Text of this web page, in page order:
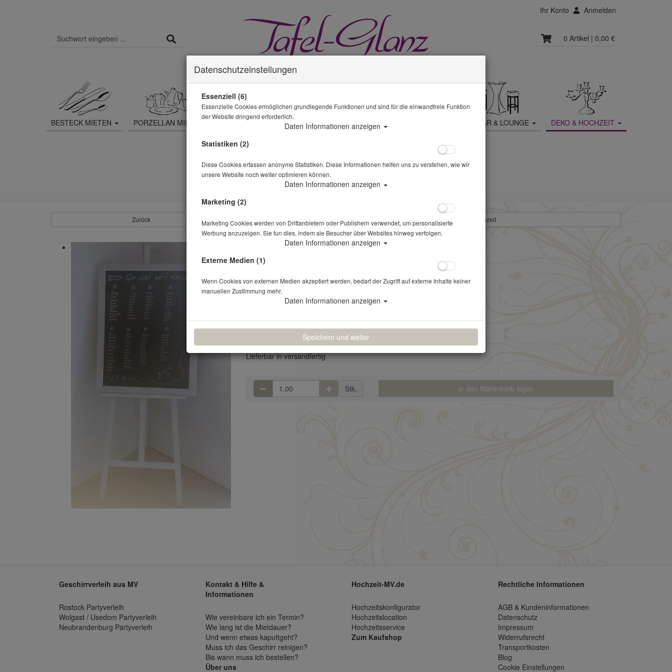
Ihr Konto Anmelden
0 Artikel | 0,00 €
BESTECK MIETEN PORZELLAN MIETEN GLÄSER MIETEN MIETWÄSCHE KÜCHE & GASTRO MOBILIAR & LOUNGE DEKO & HOCHZEIT
SPARANGEBOTE
Zurück Alle Artikel zeigen aus: Dekoration & Hochzeit
Staffelei weiß
weiß, 175 cm (h) ohne Tafel Verlustpreis: 48 €
9,50 €* (7,98 € NETTO)
Lieferbar in versandfertig
Stk. in den Warenkorb legen
Geschirrverleih aus MV
Rostock Partyverleih
Wolgast / Usedom Partyverleih
Neubrandenburg Partyverleih
Kontakt & Hilfe &
Informationen
Wie vereinbare ich ein Termin?
Wie lang ist die Mietdauer?
Und wenn etwas kaputtgeht?
Muss ich das Geschirr reinigen?
Bis wann muss ich bestellen?
Über uns
Hochzeit-MV.de
Hochzeitskonfigurator
Hochzeitslocation
Hochzeitsservice
Zum Kaufshop
Rechtliche Informationen
AGB & Kundeninformationen
Datenschutz
Impressum
Widerrufsrecht
Transportkosten
Blog
Cookie Einstellungen
Datenschutzeinstellungen
Essenziell (6)
Essenzielle Cookies ermöglichen grundlegende Funktionen und sind für die einwandfreie Funktion
der Website dringend erforderlich.
Daten Informationen anzeigen
Statistiken (2)
Diese Cookies erfassen anonyme Statistiken. Diese Informationen helfen uns zu verstehen, wie wir
unsere Website noch weiter optimieren können.
Daten Informationen anzeigen
Marketing (2)
Marketing Cookies werden von Drittanbietern oder Publishern verwendet, um personalisierte
Werbung anzuzeigen. Sie tun dies, indem sie Besucher über Websites hinweg verfolgen.
Daten Informationen anzeigen
Externe Medien (1)
Wenn Cookies von externen Medien akzeptiert werden, bedarf der Zugriff auf externe Inhalte keiner
manuellen Zustimmung mehr.
Daten Informationen anzeigen
Speichern und weiter